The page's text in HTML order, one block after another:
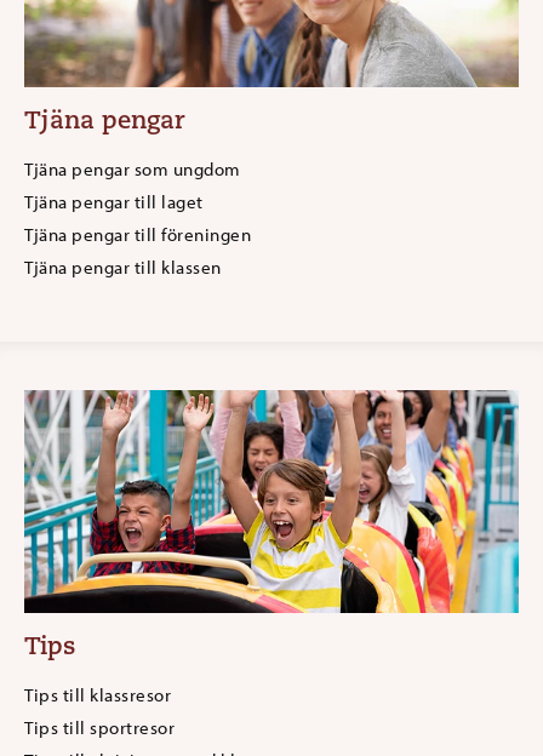
Tjäna pengar
Tjäna pengar som ungdom
Tjäna pengar till laget
Tjäna pengar till föreningen
Tjäna pengar till klassen
Tips
Tips till klassresor
Tips till sportresor